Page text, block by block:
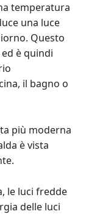
temperatura
una luce
Questo
è quindi
il bagno o
più moderna
è vista
le luci fredde
delle luci